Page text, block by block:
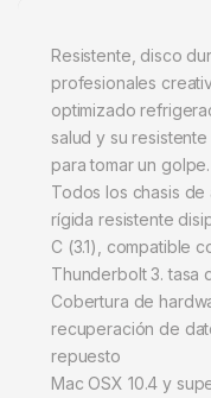
Resistente, disco
profesionales
optimizado
salud y su
para tomar un golpe.
Todos los chasis de
rígida resistente
C (3.1), compatible
Thunderbolt 3. tasa
Cobertura de
recuperación de
repuesto
Mac OSX 10.4 y